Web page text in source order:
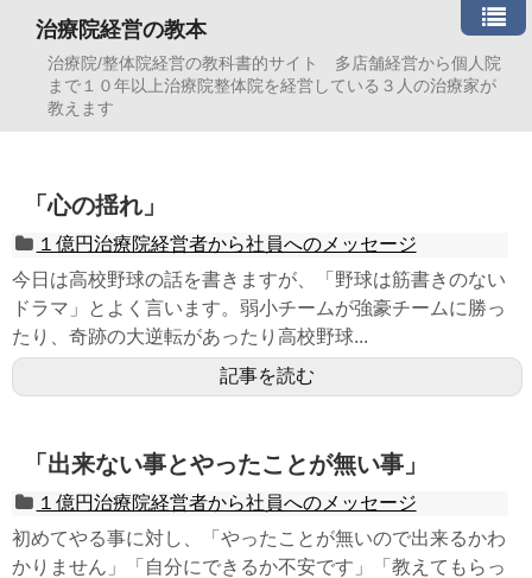
治療院経営の教本
治療院/整体院経営の教科書的サイト 多店舗経営から個人院
まで１０年以上治療院整体院を経営している３人の治療家が
教えます
「心の揺れ」
１億円治療院経営者から社員へのメッセージ
今日は高校野球の話を書きますが、「野球は筋書きのない
ドラマ」とよく言います。弱小チームが強豪チームに勝っ
たり、奇跡の大逆転があったり高校野球...
記事を読む
「出来ない事とやったことが無い事」
１億円治療院経営者から社員へのメッセージ
初めてやる事に対し、「やったことが無いので出来るかわ
かりません」「自分にできるか不安です」「教えてもらっ